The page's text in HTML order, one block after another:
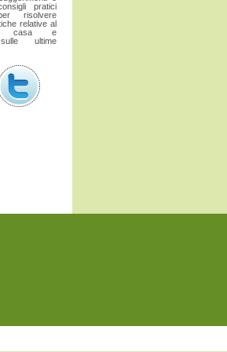
pratici
risolvere
relative al
casa e
ultime